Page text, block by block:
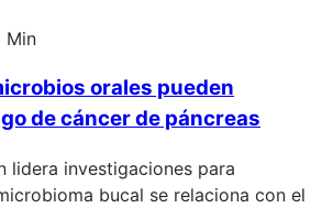
Min
orales pueden
de cáncer de páncreas
lidera investigaciones para
bucal se relaciona con el